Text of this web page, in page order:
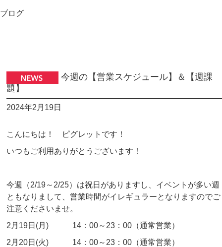
ブログ
今週の【営業スケジュール】＆【週課
題】
2024年2月19日
こんにちは！ ピグレットです！
いつもご利用ありがとうございます！
今週（2/19～2/25）は祝日がありますし、イベントが多い週
ともなりまして、営業時間がイレギュラーとなりますのでご
注意くださいませ。
2月19日(月) 14：00～23：00（通常営業）
2月20日(火) 14：00～23：00（通常営業）